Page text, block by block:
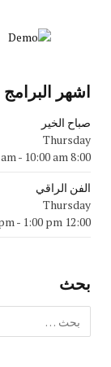
اشهر البرامج
صباح الخير
Thursday
8:00 am
- 10:00 am
الفن الراقي
Thursday
12:00 pm
- 1:00 pm
بحث